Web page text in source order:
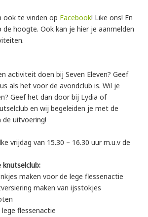
ook te vinden op Facebook! Like ons! En
de hoogte. Ook kan je hier je aanmelden
activiteit doen bij Seven Eleven? Geef
als het voor de avondclub is. Wil je
Geef het dan door bij Lydia of
en wij begeleiden je met de
de uitvoering!
vrijdag van 15.30 – 16.30 uur m.u.v de
knutselclub:
maken voor de lege flessenactie
maken van ijsstokjes
flessenactie